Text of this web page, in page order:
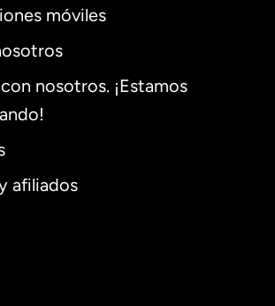
móviles
nosotros. ¡Estamos
afiliados